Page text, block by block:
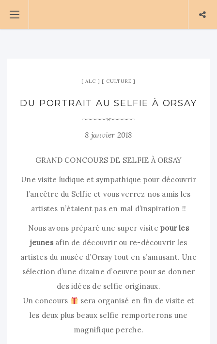
ALC CULTURE
DU PORTRAIT AU SELFIE À ORSAY
8 janvier 2018
GRAND CONCOURS DE SELFIE À ORSAY
Une visite ludique et sympathique pour découvrir
l’ancêtre du Selfie et vous verrez nos amis les
artistes n’étaient pas en mal d’inspiration !!
Nous avons préparé une super visitepour les
jeunesafin de découvrir ou re-découvrir les
artistes du musée d’Orsay tout en s’amusant. Une
sélection d’une dizaine d’oeuvre pour se donner
des idées de selfie originaux.
Un concours
sera organisé en fin de visite et
les deux plus beaux selfie remporterons une
magnifique perche.